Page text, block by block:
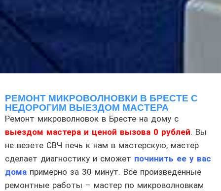
РЕМОНТ МИКРОВОЛНОВКИ В БРЕСТЕ С
НЕДОРОГИМ ВЫЕЗДОМ МАСТЕРА
Ремонт микроволновок в Бресте на дому с
выездом мастера и ценой вызова 0 рублей. Вы
не везете СВЧ печь к нам в мастерскую, мастер
сделает диагностику и сможет починить ее у вас
дома примерно за 30 минут. Все произведенные
ремонтные работы – мастер по микроволновкам